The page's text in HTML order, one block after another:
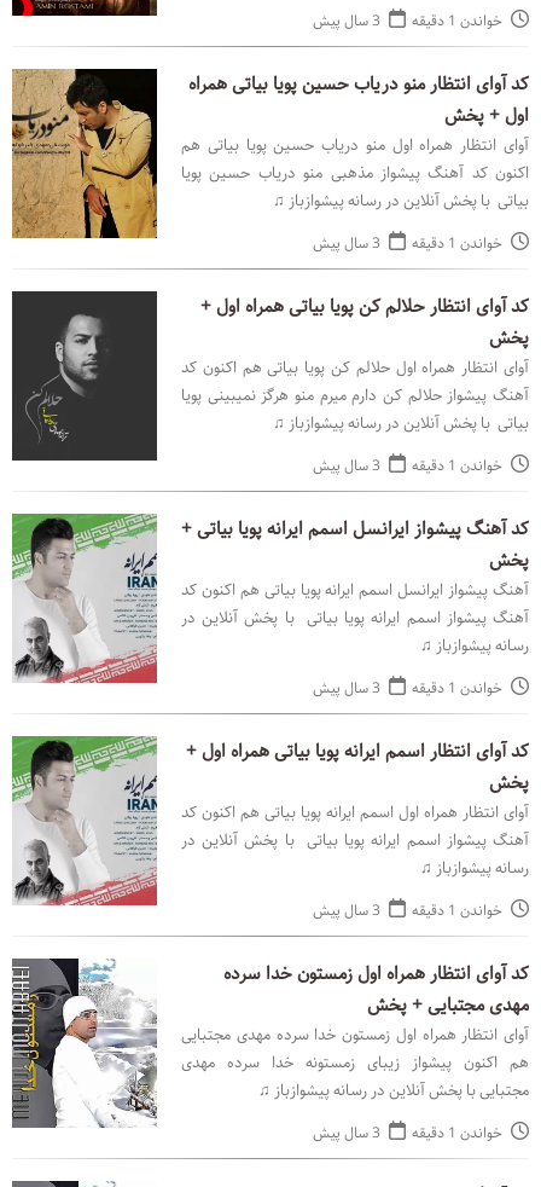
خواندن 1 دقیقه 3 سال پیش
کد آوای انتظار منو دریاب حسین پویا بیاتی همراه
اول + پخش
آوای انتظار همراه اول منو دریاب حسین پویا بیاتی هم
اکنون کد آهنگ پیشواز مذهبی منو دریاب حسین پویا
بیاتی با پخش آنلاین در رسانه پیشوازباز ♫
خواندن 1 دقیقه 3 سال پیش
کد آوای انتظار حلالم کن پویا بیاتی همراه اول +
پخش
آوای انتظار همراه اول حلالم کن پویا بیاتی هم اکنون کد
آهنگ پیشواز حلالم کن دارم میرم منو هرگز نمیبینی پویا
بیاتی با پخش آنلاین در رسانه پیشوازباز ♫
خواندن 1 دقیقه 3 سال پیش
کد آهنگ پیشواز ایرانسل اسمم ایرانه پویا بیاتی +
پخش
آهنگ پیشواز ایرانسل اسمم ایرانه پویا بیاتی هم اکنون کد
آهنگ پیشواز اسمم ایرانه پویا بیاتی با پخش آنلاین در
رسانه پیشوازباز ♫
خواندن 1 دقیقه 3 سال پیش
کد آوای انتظار اسمم ایرانه پویا بیاتی همراه اول +
پخش
آوای انتظار همراه اول اسمم ایرانه پویا بیاتی هم اکنون کد
آهنگ پیشواز اسمم ایرانه پویا بیاتی با پخش آنلاین در
رسانه پیشوازباز ♫
خواندن 1 دقیقه 3 سال پیش
کد آوای انتظار همراه اول زمستون خدا سرده
مهدی مجتبایی + پخش
آوای انتظار همراه اول زمستون خدا سرده مهدی مجتبایی
هم اکنون پیشواز زیبای زمستونه خدا سرده مهدی
مجتبایی با پخش آنلاین در رسانه پیشوازباز ♫
خواندن 1 دقیقه 3 سال پیش